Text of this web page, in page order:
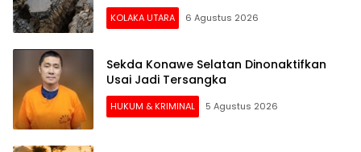
KOLAKA UTARA 6 Agustus 2026
Sekda Konawe Selatan Dinonaktifkan
Usai Jadi Tersangka
HUKUM & KRIMINAL 5 Agustus 2026